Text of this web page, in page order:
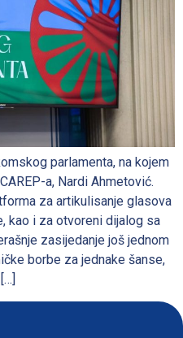
parlamenta, na kojem
a, Nardi Ahmetović.
za artikulisanje glasova
kao i za otvoreni dijalog sa
zasijedanje još jednom
borbe za jednake šanse,